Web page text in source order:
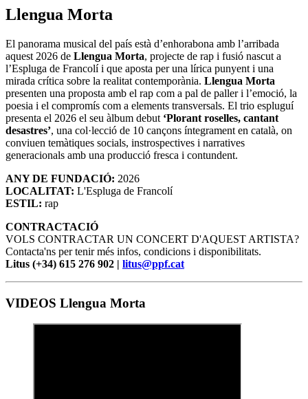
Llengua Morta
El panorama musical del país està d’enhorabona amb l’arribada
aquest 2026 de Llengua Morta, projecte de rap i fusió nascut a
l’Espluga de Francolí i que aposta per una lírica punyent i una
mirada crítica sobre la realitat contemporània. Llengua Morta
presenten una proposta amb el rap com a pal de paller i l’emoció, la
poesia i el compromís com a elements transversals. El trio espluguí
presenta el 2026 el seu àlbum debut ‘Plorant roselles, cantant
desastres’, una col·lecció de 10 cançons íntegrament en català, on
conviuen temàtiques socials, instrospectives i narratives
generacionals amb una producció fresca i contundent.
ANY DE FUNDACIÓ: 2026
LOCALITAT: L'Espluga de Francolí
ESTIL: rap
CONTRACTACIÓ
VOLS CONTRACTAR UN CONCERT D'AQUEST ARTISTA?
Contacta'ns per tenir més infos, condicions i disponibilitats.
Litus (+34) 615 276 902 | litus@ppf.cat
VIDEOS Llengua Morta